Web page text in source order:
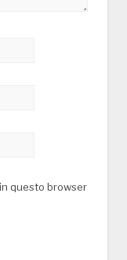
questo browser